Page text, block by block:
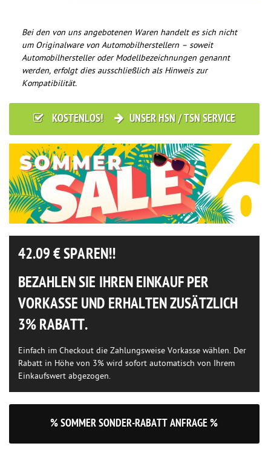
Bei den von uns angebotenen Waren handelt es sich nicht
um Originalware von Automobilherstellern – soweit
Automobilhersteller oder Modellbezeichnungen genannt
werden, erfolgt dies ausschließlich als Hinweis zur
Kompatibilität.
KOSTENLOS! UNSER HSN / TSN SERVICE
42.09€ SPAREN!!
BEZAHLEN SIE IHREN EINKAUF PER
VORKASSE UND ERHALTEN ZUSÄTZLICH
3% RABATT.
Einfach im Checkout die Zahlungsweise Vorkasse wählen. Der
Rabatt in Höhe von 3% wird sofort automatisch von Ihrem
Einkaufswert abgezogen.
% SOMMER SONDER-RABATT ANFRAGE %